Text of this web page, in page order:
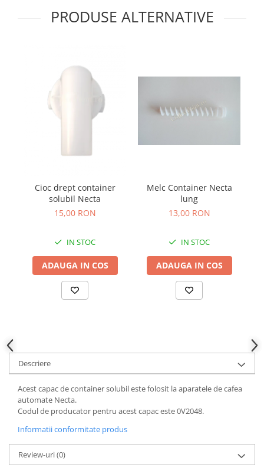
PRODUSE ALTERNATIVE
Cioc drept container
solubil Necta
15,00 RON
IN STOC
ADAUGA IN COS
Melc Container Necta
lung
13,00 RON
IN STOC
ADAUGA IN COS
Descriere
Acest capac de container solubil este folosit la aparatele de cafea
automate Necta.
Codul de producator pentru acest capac este 0V2048.
Informatii conformitate produs
Review-uri(0)